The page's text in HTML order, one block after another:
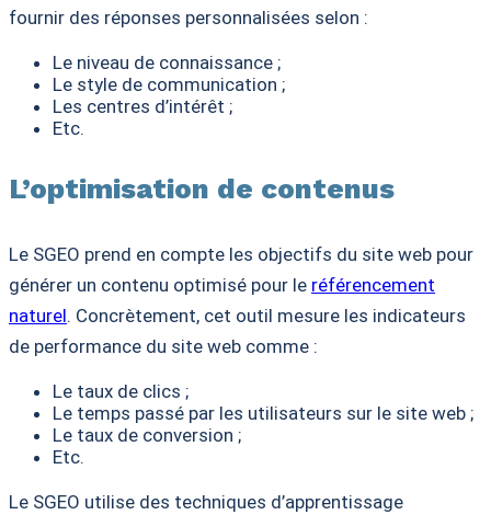
fournir des réponses personnalisées selon :
Le niveau de connaissance ;
Le style de communication ;
Les centres d’intérêt ;
Etc.
L’optimisation de contenus
Le SGEO prend en compte les objectifs du site web pour
générer un contenu optimisé pour le référencement
naturel. Concrètement, cet outil mesure les indicateurs
de performance du site web comme :
Le taux de clics ;
Le temps passé par les utilisateurs sur le site web ;
Le taux de conversion ;
Etc.
Le SGEO utilise des techniques d’apprentissage